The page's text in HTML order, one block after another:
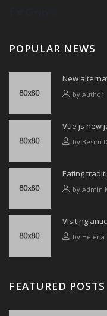
POPULAR NEWS
New
by Author
Vue js new
by Besim
Eating
by Admin
Visiting
by Helena
FEATURED POSTS